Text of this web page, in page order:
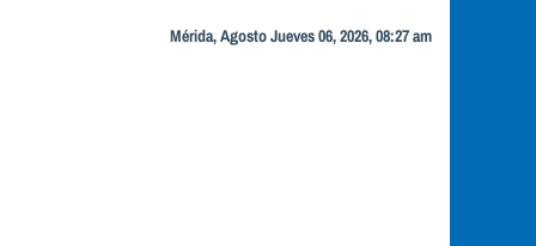
Mérida, Agosto Jueves 06, 2026, 08:27 am